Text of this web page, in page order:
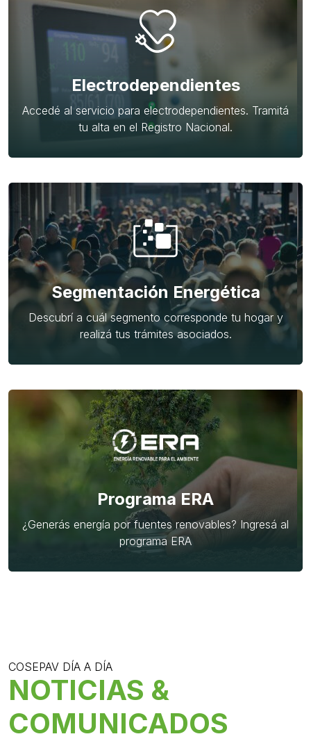
Electrodependientes
Accedé al servicio para electrodependientes. Tramitá
tu alta en el Registro Nacional.
Segmentación Energética
Descubrí a cuál segmento corresponde tu hogar y
realizá tus trámites asociados.
Programa ERA
¿Generás energía por fuentes renovables? Ingresá al
programa ERA
COSEPAV DÍA A DÍA
NOTICIAS &
COMUNICADOS